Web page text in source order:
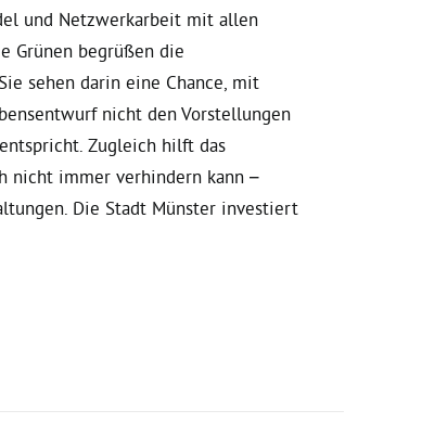
und Netzwerkarbeit mit allen
Grünen begrüßen die
sehen darin eine Chance, mit
nicht den Vorstellungen
Zugleich hilft das
nicht immer verhindern kann –
Die Stadt Münster investiert